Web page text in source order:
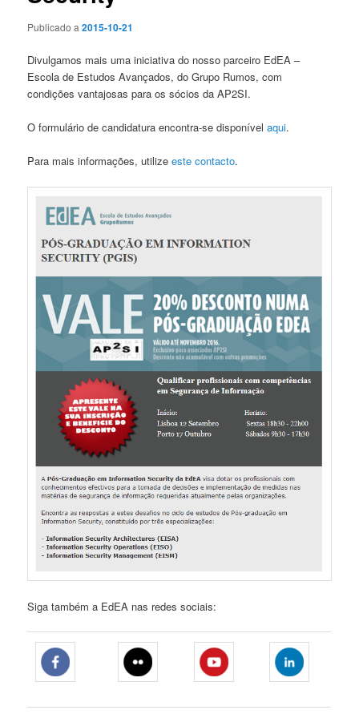
Publicado a2015-10-21
Divulgamos mais uma iniciativa do nosso parceiro EdEA –
Escola de Estudos Avançados, do Grupo Rumos, com
condições vantajosas para os sócios da AP2SI.
O formulário de candidatura encontra-se disponívelaqui.
Para mais informações, utilizeeste contacto.
Siga também a EdEA nas redes sociais: